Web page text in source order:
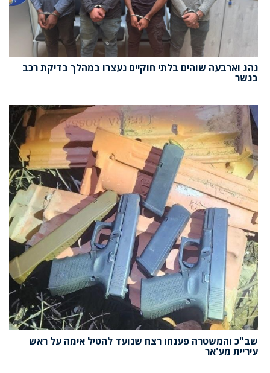
נהג וארבעה שוהים בלתי חוקיים נעצרו במהלך בדיקת רכב
בנשר
שב"כ והמשטרה פענחו רצח שנועד להטיל אימה על ראש
עיריית מע'אר